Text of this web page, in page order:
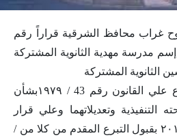
غراب محافظ الشرقية قراراً رقم
٢٠٢٠ بتغيير إسم مدرسة مهدية الثانوية المشتركة
المشتركة
يأتي هذا القرار بعد الإطلاع علي القانون رقم 43 / ١٩٧٩بشأن
التنفيذية وتعديلاتهما وعلي قرار
المحافظة رقم ١٠٤٥٧ / ٢٠١٦ بقبول التبرع المقدم من كلا من /